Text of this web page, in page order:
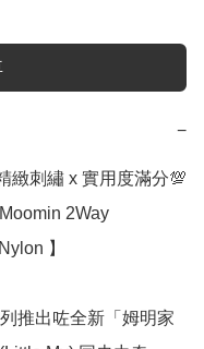
−
緻刺繡 x 實用度滿分💯
2Way
】
推出咗全新「姆明家